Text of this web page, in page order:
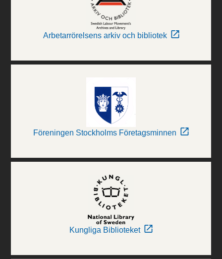
Arbetarrörelsens arkiv och bibliotek
Föreningen Stockholms Företagsminnen
Kungliga Biblioteket